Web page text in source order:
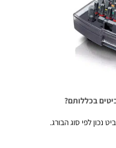
סוג הבורג.